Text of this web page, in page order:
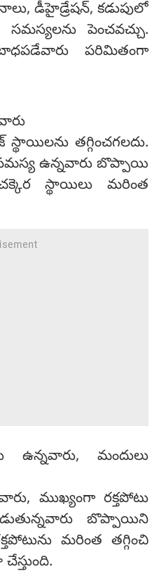
డీహైడ్రేషన్, కడుపులో
పెంచవచ్చు.
పరిమితంగా
తగ్గించగలదు.
సమస్య ఉన్నవారు బొప్పాయి
స్థాయిలు మరింత
ఉన్నవారు, మందులు
ముఖ్యంగా రక్తపోటు
బొప్పాయిని
మరింత తగ్గించి